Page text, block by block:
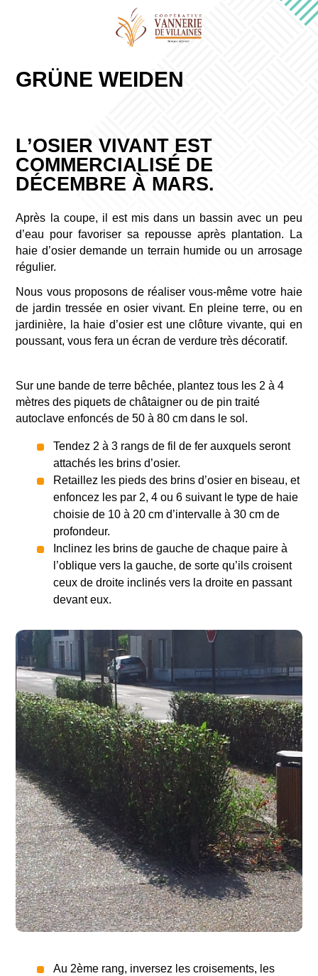
GRÜNE WEIDEN
L’OSIER VIVANT EST
COMMERCIALISÉ DE
DÉCEMBRE À MARS.
Après la coupe, il est mis dans un bassin avec un peu
d’eau pour favoriser sa repousse après plantation. La
haie d’osier demande un terrain humide ou un arrosage
régulier.
Nous vous proposons de réaliser vous-même votre haie
de jardin tressée en osier vivant. En pleine terre, ou en
jardinière, la haie d’osier est une clôture vivante, qui en
poussant, vous fera un écran de verdure très décoratif.
Sur une bande de terre bêchée, plantez tous les 2 à 4
mètres des piquets de châtaigner ou de pin traité
autoclave enfoncés de 50 à 80 cm dans le sol.
Tendez 2 à 3 rangs de fil de fer auxquels seront
attachés les brins d’osier.
Retaillez les pieds des brins d’osier en biseau, et
enfoncez les par 2, 4 ou 6 suivant le type de haie
choisie de 10 à 20 cm d’intervalle à 30 cm de
profondeur.
Inclinez les brins de gauche de chaque paire à
l’oblique vers la gauche, de sorte qu’ils croisent
ceux de droite inclinés vers la droite en passant
devant eux.
Au 2ème rang, inversez les croisements, les